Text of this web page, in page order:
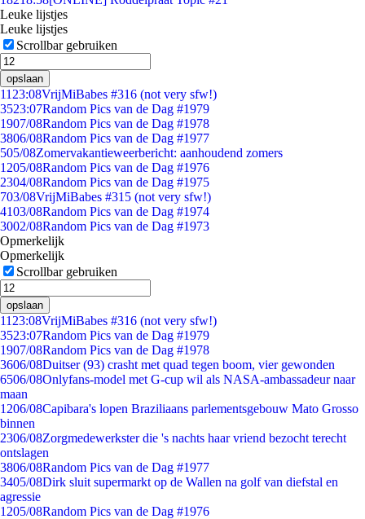
Leuke lijstjes
Leuke lijstjes
Scrollbar gebruiken
opslaan
11 23:08VrijMiBabes #316 (not very sfw!)
3523:07Random Pics van de Dag #1979
1907/08Random Pics van de Dag #1978
3806/08Random Pics van de Dag #1977
505/08Zomervakantieweerbericht: aanhoudend zomers
1205/08Random Pics van de Dag #1976
2304/08Random Pics van de Dag #1975
703/08VrijMiBabes #315 (not very sfw!)
4103/08Random Pics van de Dag #1974
3002/08Random Pics van de Dag #1973
Opmerkelijk
Opmerkelijk
Scrollbar gebruiken
opslaan
11 23:08VrijMiBabes #316 (not very sfw!)
3523:07Random Pics van de Dag #1979
1907/08Random Pics van de Dag #1978
3606/08Duitser (93) crasht met quad tegen boom, vier gewonden
6506/08Onlyfans-model met G-cup wil als NASA-ambassadeur naar
maan
1206/08Capibara's lopen Braziliaans parlementsgebouw Mato Grosso
binnen
2306/08Zorgmedewerkster die 's nachts haar vriend bezocht terecht
ontslagen
3806/08Random Pics van de Dag #1977
3405/08Dirk sluit supermarkt op de Wallen na golf van diefstal en
agressie
1205/08Random Pics van de Dag #1976